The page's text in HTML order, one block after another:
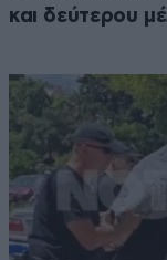
και δεύτερου